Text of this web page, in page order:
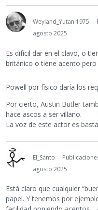
Weyland_Yutani1975
agosto 2025
Es difícil dar en el clavo, o
británico o tiene acento
Powell por físico daría los
Por cierto, Austin Butler
hace ascos a ser villano.
La voz de este actor es
El_Santo
agosto 2025
Está claro que cualquier
papel. Y tenemos por